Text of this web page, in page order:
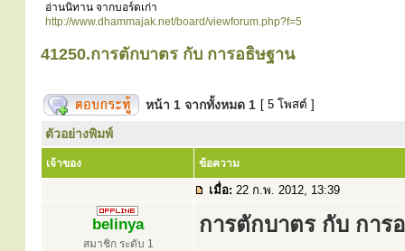
อ่านนิทาน จากบอร์ดเก่า
http://www.dhammajak.net/board/viewforum.php?f=5
41250.การตักบาตร กับ การอธิษฐาน
หน้า 1 จากทั้งหมด 1 [ 5 โพสต์ ]
ตัวอย่างพิมพ์
เจ้าของ ข้อความ
เมื่อ: 22 ก.พ. 2012, 13:39
belinya
สมาชิก ระดับ 1
การตักบาตร กับ การ